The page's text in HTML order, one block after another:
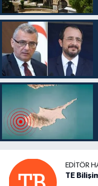
EDITÖR
TE
TATLISU
TEKNOLOJİ
TİCARET